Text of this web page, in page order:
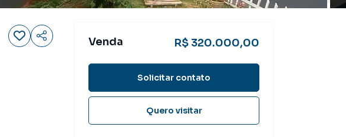
Venda R$ 320.000,00
Solicitar contato
Quero visitar